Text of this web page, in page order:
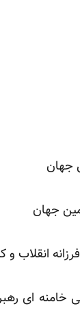
جهان
جهان
انقلاب
ای رهبر